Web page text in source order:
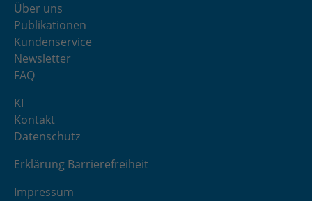
Über uns
Publikationen
Kundenservice
Newsletter
FAQ
KI
Kontakt
Datenschutz
Erklärung Barrierefreiheit
Impressum